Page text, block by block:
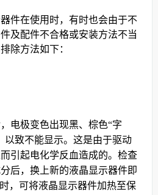
件在使用时，有时也会由于不
及配件不合格或安装方法不当
除方法如下：
电极变色出现黑、棕色“字
以致不能显示。这是由于驱动
引起电化学反血造成的。检查
后，换上新的液晶显示器件即
，可将液晶显示器件加热至保